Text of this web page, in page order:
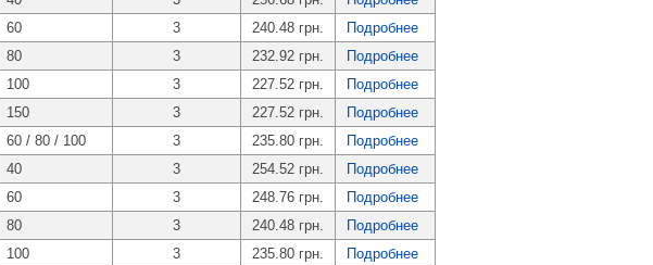
60 3 240.48 грн.
Подробнее
80 3 232.92 грн.
Подробнее
100 3 227.52 грн.
Подробнее
150 3 227.52 грн.
Подробнее
60 / 80 / 100 3 235.80 грн.
Подробнее
40 3 254.52 грн.
Подробнее
60 3 248.76 грн.
Подробнее
80 3 240.48 грн.
Подробнее
100 3 235.80 грн.
Подробнее